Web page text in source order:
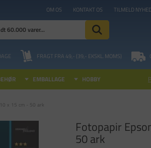
OM OS KONTAKT OS TILMELD
FRAGT FRA 49,- (39,- EKSKL. MOMS)
EMBALLAGE HOBBY
x 15 cm - 50 ark
Fotopapir
50 ark